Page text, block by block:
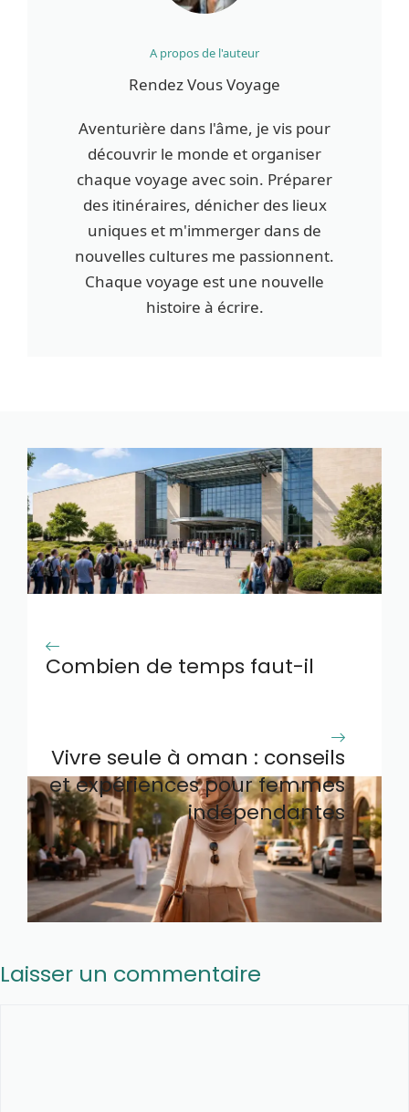
A propos de l'auteur
Rendez Vous Voyage
Aventurière dans l'âme, je vis pour
découvrir le monde et organiser
chaque voyage avec soin. Préparer
des itinéraires, dénicher des lieux
uniques et m'immerger dans de
nouvelles cultures me passionnent.
Chaque voyage est une nouvelle
histoire à écrire.
Combien de temps faut-il
Vivre seule à oman : conseils
et expériences pour femmes
indépendantes
Laisser un commentaire